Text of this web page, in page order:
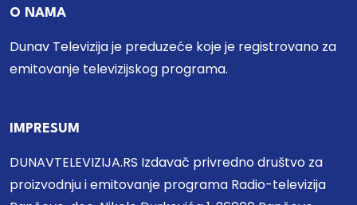
O NAMA
Dunav Televizija je preduzeće koje je registrovano za
emitovanje televizijskog programa.
IMPRESUM
DUNAVTELEVIZIJA.RS Izdavač privredno društvo za
proizvodnju i emitovanje programa Radio-televizija